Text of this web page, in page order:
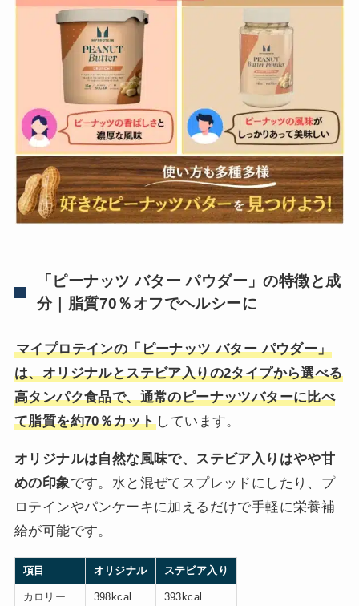
「ピーナッツ バター パウダー」の特徴と成
分｜脂質70％オフでヘルシーに
マイプロテインの「ピーナッツ バター パウダー」
は、オリジナルとステビア入りの2タイプから選べる
高タンパク食品で、通常のピーナッツバターに比べ
て脂質を約70％カット しています。
オリジナルは自然な風味で、ステビア入りはやや甘
めの印象です。水と混ぜてスプレッドにしたり、プ
ロテインやパンケーキに加えるだけで手軽に栄養補
給が可能です。
項目 オリジナル ステビア入り
カロリー 398kcal 393kcal